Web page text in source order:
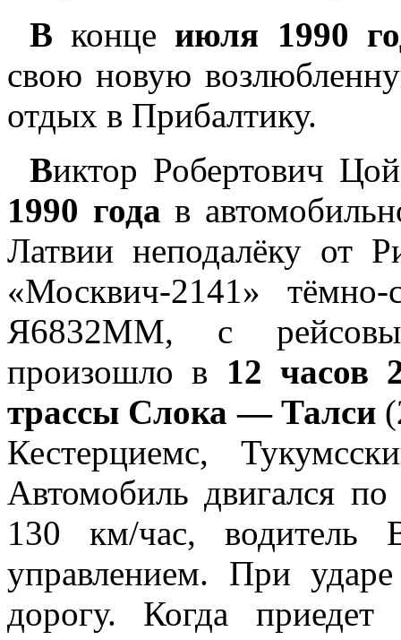
В конце июля 1990
свою новую
отдых в Прибалтику.
Виктор Робертович
1990 года в
Латвии неподалёку от
«Москвич-2141»
Я6832ММ, с
произошло в 12 часов
трассы Слока — Талси
Кестерциемс,
Автомобиль двигался
130 км/час, водитель
управлением. При
дорогу. Когда